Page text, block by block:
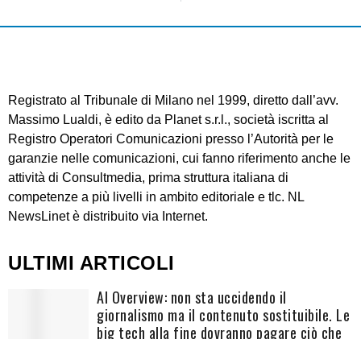
Registrato al Tribunale di Milano nel 1999, diretto dall’avv.
Massimo Lualdi, è edito da Planet s.r.l., società iscritta al
Registro Operatori Comunicazioni presso l’Autorità per le
garanzie nelle comunicazioni, cui fanno riferimento anche le
attività di Consultmedia, prima struttura italiana di
competenze a più livelli in ambito editoriale e tlc. NL
NewsLinet è distribuito via Internet.
ULTIMI ARTICOLI
AI Overview: non sta uccidendo il
giornalismo ma il contenuto sostituibile. Le
big tech alla fine dovranno pagare ciò che